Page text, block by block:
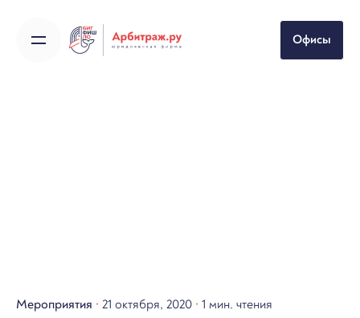
Офисы
Мероприятия 21 октября, 2020 1 мин. чтения